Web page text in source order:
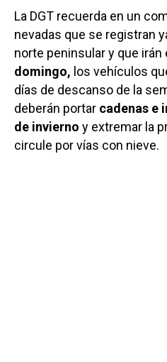
La DGT recuerda en un
nevadas que se registran
norte peninsular y que
domingo, los vehículos
días de descanso de la
deberán portar cadenas e
de invierno y extremar la
circule por vías con nieve.